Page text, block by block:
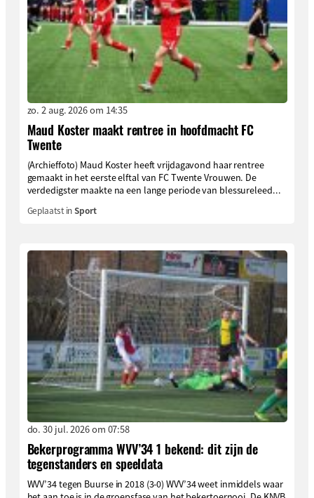
zo. 2 aug. 2026 om 14:35
Maud Koster maakt rentree in hoofdmacht FC
Twente
(Archieffoto) Maud Koster heeft vrijdagavond haar rentree
gemaakt in het eerste elftal van FC Twente Vrouwen. De
verdedigster maakte na een lange periode van blessureleed...
Geplaatst inSport
do. 30 jul. 2026 om 07:58
Bekerprogramma WVV’34 1 bekend: dit zijn de
tegenstanders en speeldata
WVV’34 tegen Buurse in 2018 (3-0) WVV’34 weet inmiddels waar